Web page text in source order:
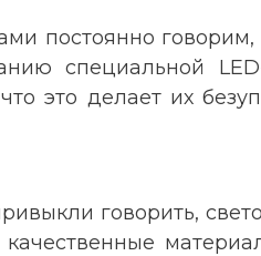
постоянно
специальной
это делает их
говорить,